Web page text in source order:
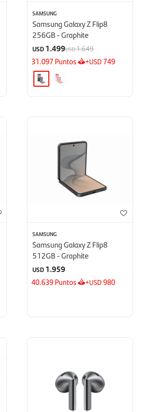
SAMSUNG
Samsung Galaxy Z Flip8
256GB - Graphite
USD 1.499USD1.649
31.097Puntos +USD749
SAMSUNG
Samsung Galaxy Z Flip8
512GB - Graphite
USD 1.959
40.639Puntos +USD980